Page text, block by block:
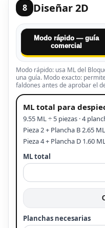
8 Diseñar 2D
Modo rápido — guía
comercial
Modo rápido: usa ML del
una guía. Modo exacto:
faldones antes de aprobar el
ML total para
9.55 ML ÷ 5 piezas · 4
Pieza 2 + Plancha B 2.65
Pieza 4 + Plancha D 1.60
ML total
Planchas necesarias